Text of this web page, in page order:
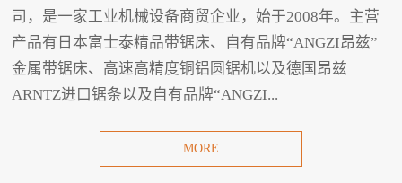
司，是一家工业机械设备商贸企业，始于2008年。主营
产品有日本富士泰精品带锯床、自有品牌“ANGZI昂兹”
金属带锯床、高速高精度铜铝圆锯机以及德国昂兹
ARNTZ进口锯条以及自有品牌“ANGZI...
MORE